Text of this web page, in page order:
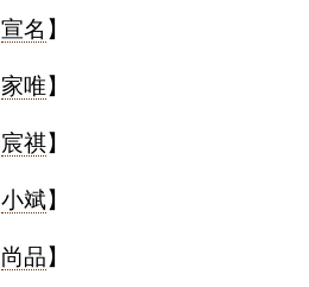
宣名 】
家唯】
宸祺】
小斌】
尚品】